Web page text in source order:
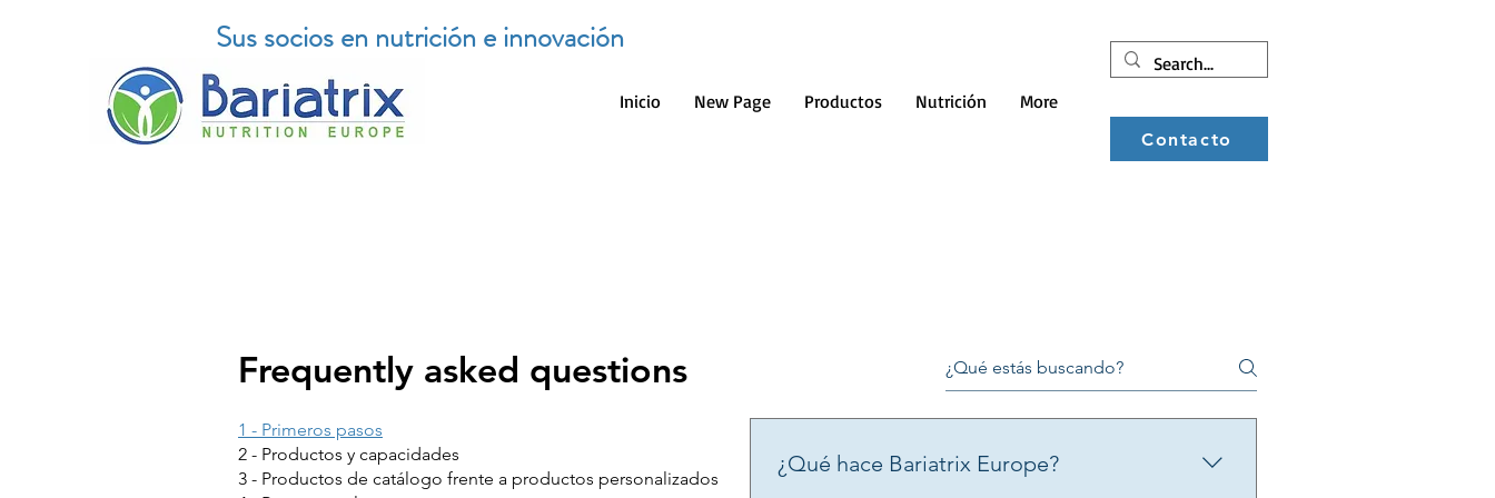
Inicio New Page Productos Nutrición More
Contacto
Sus socios en nutrición e innovación
Frequently asked questions
1 - Primeros pasos
2 - Productos y capacidades
3 - Productos de catálogo frente a productos personalizados
¿Qué hace Bariatrix Europe?